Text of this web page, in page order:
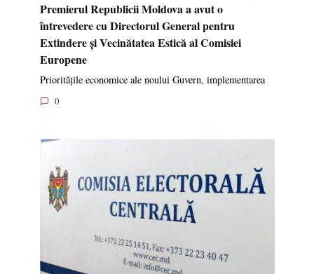
Premierul Republicii Moldova a avut o
întrevedere cu Directorul General pentru
Extindere și Vecinătatea Estică al Comisiei
Europene
Prioritățile economice ale noului Guvern, implementarea
0